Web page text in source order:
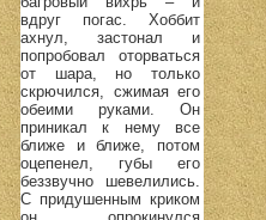
вдруг погас. Хоббит
ахнул, застонал и
попробовал оторваться
от шара, но только
скрючился, сжимая его
обеими руками. Он
приникал к нему все
ближе и ближе, потом
оцепенел, губы его
беззвучно шевелились.
С придушенным криком